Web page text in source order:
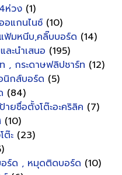
ห่วง (1)
อแกนไนซ์ (10)
ฟ้มหนีบ,คลิ๊บบอร์ด (14)
ะนำเสนอ (195)
, กระดาษฟลิปชาร์ท (12)
นิกส์บอร์ด (5)
(84)
ายชื่อตั้งโต๊ะอะคริลิค (7)
(10)
ะ (23)
ร์ด , หมุดติดบอร์ด (10)